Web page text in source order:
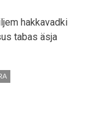
hakkavadki
tabas äsja